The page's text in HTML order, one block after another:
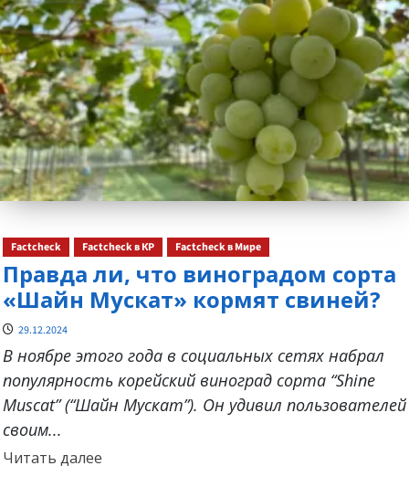
Factcheck Factcheck в КР Factcheck в Мире
Правда ли, что виноградом сорта
«Шайн Мускат» кормят свиней?
29.12.2024
В ноябре этого года в социальных сетях набрал
популярность корейский виноград сорта “Shine
Muscat” (“Шайн Мускат”). Он удивил пользователей
своим...
Читать далееПрочитать